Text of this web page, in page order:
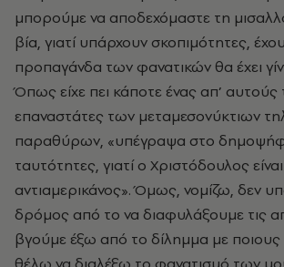
μπορούμε να αποδεχόμαστε τη
βία, γιατί υπάρχουν σκοπιμότητες,
προπαγάνδα των φανατικών θα έχει
Όπως είχε πει κάποτε ένας απ’ αυτούς
επαναστάτες των μεταμεσονύκτιων
παραθύρων, «υπέγραψα στο
ταυτότητες, γιατί ο Xριστόδουλος είναι
αντιαμερικάνος». Όμως, νομίζω, δεν
δρόμος από το να διαφυλάξουμε τις
βγούμε έξω από το δίλημμα με ποιους